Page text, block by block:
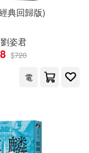
典回歸版)
劉姿君
$720
電